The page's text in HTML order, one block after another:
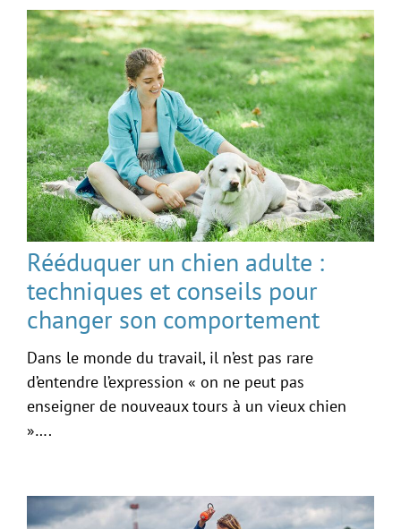
Rééduquer un chien adulte :
techniques et conseils pour
changer son comportement
Dans le monde du travail, il n’est pas rare
d’entendre l’expression « on ne peut pas
enseigner de nouveaux tours à un vieux chien
»….